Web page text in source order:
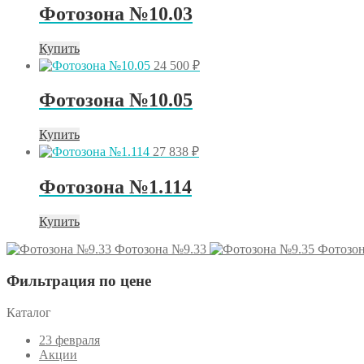
Фотозона №10.03
Купить
24 500 ₽
Фотозона №10.05
Купить
27 838 ₽
Фотозона №1.114
Купить
Фотозона №9.33
Фильтрация по цене
Каталог
23 февраля
Акции